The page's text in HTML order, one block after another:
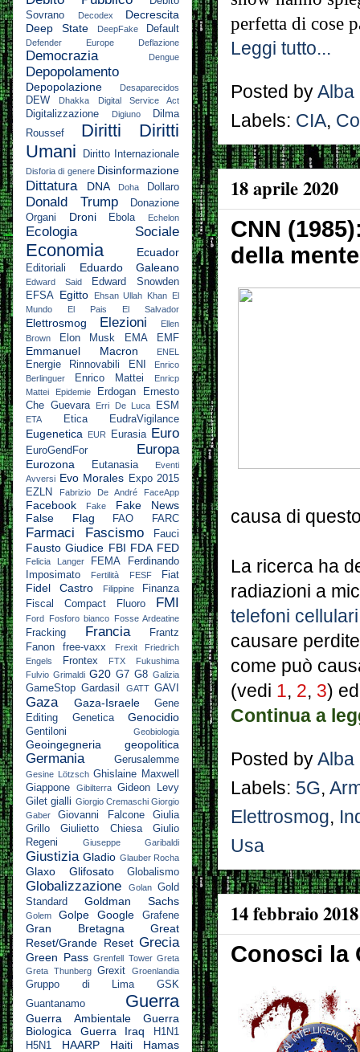
perfetta di cose
Leggi tutto...
Posted by Alba
Labels: CIA,
18 aprile 2020
CNN
della
causa di
La ricerca ha
radiazioni a
telefoni
causare
come può
(vedi 1, 2, 3)
Continua a
Posted by Alba
Labels: 5G,
Elettrosmog,
Usa
14 febbraio 2018
Conosci la
Sovrano
Decodex
Decrescita
Deep State
DeepFake Default
Defender Europe Deflazione
Democrazia Dengue
Depopolamento
Depopolazione Desaparecidos
DEW Dhakka Digital Service Act
Digitalizzazione Digiuno
Dilma
Roussef
Diritti
Diritti
Umani
Diritto Internazionale
Disforia di genere Disinformazione
Dittatura DNA Doha Dollaro
Donald Trump
Donazione
Organi
Droni Ebola Echelon
Ecologia Sociale
Economia Ecuador
Editoriali Eduardo Galeano
Edward Said
Edward Snowden
EFSA Egitto Ehsan Ullah Khan El
Mundo
El Pais El Salvador
Elettrosmog Elezioni
Ellen
Brown
Elon Musk EMA EMF
Emmanuel Macron ENEL
Energie Rinnovabili ENI
Enrico
Berlinguer
Enrico Mattei
Enricp
Mattei
Epidemie Erdogan
Ernesto
Che Guevara
Erri De Luca ESM
ETA Etica EudraVigilance
Eugenetica EUR Eurasia Euro
EuroGendFor Europa
Eurozona Eutanasia
Eventi
Avversi Evo Morales Expo 2015
EZLN
Fabrizio De André FaceApp
Facebook Fake
Fake News
False Flag
FAO FARC
Farmaci Fascismo Fauci
Fausto Giudice FBI FDA FED
Felicia Langer FEMA
Ferdinando
Imposimato
Fertilità FESF Fiat
Fidel Castro Filippine
Finanza
Fiscal Compact
Fluoro FMI
Ford Fosforo bianco Fosse Ardeatine
Fracking Francia
Frantz
Fanon
free-vaxx Frexit
Friedrich
Engels
Frontex FTX
Fukushima
Fulvio Grimaldi G20 G7 G8 Galizia
GameStop Gardasil GATT GAVI
Gaza Gaza-Israele
Gene
Editing
Genetica Genocidio
Gentiloni Geobiologia
Geoingegneria geopolitica
Germania Gerusalemme
Gesine Lötzsch Ghislaine Maxwell
Giappone
Gibilterra Gideon Levy
Gilet gialli Giorgio Cremaschi Giorgio
Gaber
Giovanni Falcone
Giulia
Grillo
Giulietto Chiesa
Giulio
Regeni
Giuseppe Garibaldi
Giustizia Gladio Glauber Rocha
Glaxo Glifosato Globalismo
Globalizzazione Golan Gold
Standard
Goldman Sachs
Golem Golpe Google Grafene
Gran Bretagna
Great
Reset/Grande Reset Grecia
Green Pass Grenfell Tower Greta
Greta Thunberg Grexit Groenlandia
Gruppo di Lima
GSK
Guantanamo
Guerra
Guerra Ambientale
Guerra
Biologica
Guerra Iraq
H1N1
H5N1
HAARP Haiti Hamas